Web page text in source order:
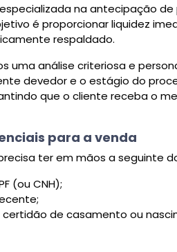
na antecipação
é proporcionar liquidez
respaldado.
uma análise criteriosa e
devedor e o estágio do
que o cliente receba o
para a venda
ter em mãos a seguinte
(ou CNH);
certidão de casamento ou